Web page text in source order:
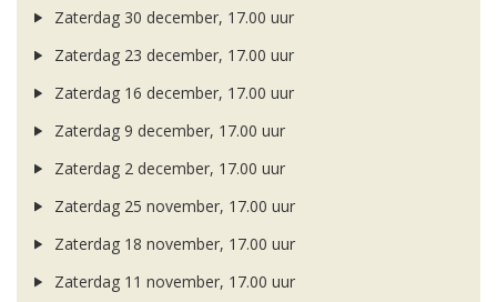
Zaterdag 30 december, 17.00 uur
Zaterdag 23 december, 17.00 uur
Zaterdag 16 december, 17.00 uur
Zaterdag 9 december, 17.00 uur
Zaterdag 2 december, 17.00 uur
Zaterdag 25 november, 17.00 uur
Zaterdag 18 november, 17.00 uur
Zaterdag 11 november, 17.00 uur